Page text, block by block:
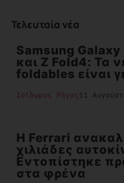
Τελευταία νέα
Samsung Galaxy
και Z Fold4: Τα
foldables είναι
Ισίδωρος Ρήγας 11
H Ferrari
χιλιάδες
Εντοπίστηκε
στα φρένα